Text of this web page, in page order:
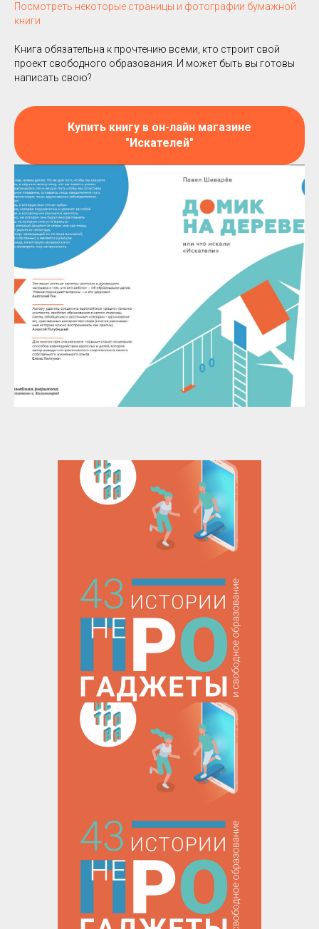
Посмотреть некоторые страницы и фотографии бумажной
книги
Книга обязательна к прочтению всеми, кто строит свой
проект свободного образования. И может быть вы готовы
написать свою?
Купить книгу в он-лайн магазине
"Искателей"